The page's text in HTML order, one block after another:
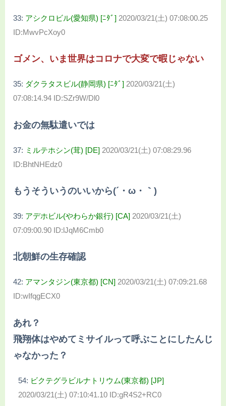
33: アシクロビル(愛知県) [ﾆﾀﾞ] 2020/03/21(土) 07:08:00.25
ID:MwvPcXoy0
ゴメン、いま世界はコロナで大変で暇じゃない
35: ダクラタスビル(静岡県) [ﾆﾀﾞ] 2020/03/21(土)
07:08:14.94 ID:SZr9W/Dl0
お金の無駄遣いでは
37: ミルテホシン(茸) [DE] 2020/03/21(土) 07:08:29.96
ID:BhtNHEdz0
もうそういうのいいから(´・ω・｀)
39: アデホビル(やわらか銀行) [CA] 2020/03/21(土)
07:09:00.90 ID:lJqM6Cmb0
北朝鮮の生存確認
42: アマンタジン(東京都) [CN] 2020/03/21(土) 07:09:21.68
ID:wIfqgECX0
あれ？
飛翔体はやめてミサイルって呼ぶことにしたんじ
ゃなかった？
54: ビクテグラビルナトリウム(東京都) [JP]
2020/03/21(土) 07:10:41.10 ID:gR4S2+RC0